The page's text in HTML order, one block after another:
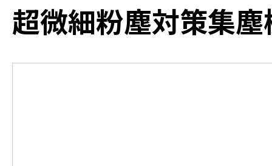
超微細粉塵対策集